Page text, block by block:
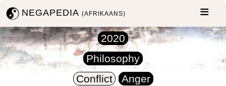
NEGAPEDIA(AFRIKAANS)
2020
Philosophy
Conflict
Anger